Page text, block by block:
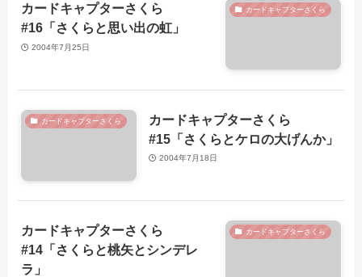
カードキャプターさくら
カードキャプターさくら
#16「さくらと思い出の虹」
2004年7月25日
カードキャプターさくら
カードキャプターさくら
#15「さくらとケロの大げんか」
2004年7月18日
カードキャプターさくら
カードキャプターさくら
#14「さくらと桃矢とシンデレ
ラ」